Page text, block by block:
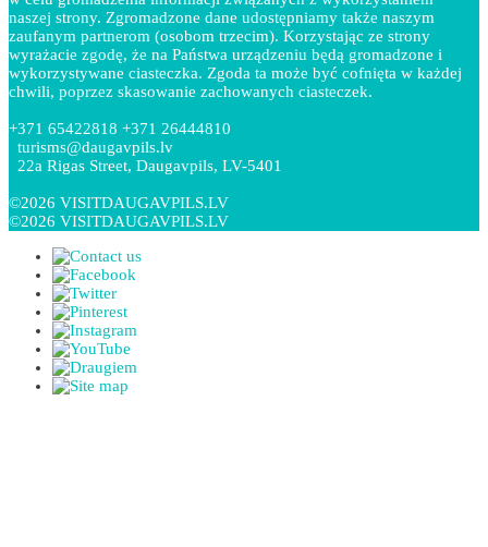
naszej strony. Zgromadzone dane udostępniamy także naszym
zaufanym partnerom (osobom trzecim). Korzystając ze strony
wyrażacie zgodę, że na Państwa urządzeniu będą gromadzone i
wykorzystywane ciasteczka. Zgoda ta może być cofnięta w każdej
chwili, poprzez skasowanie zachowanych ciasteczek.
+371 65422818 +371 26444810
turisms@daugavpils.lv
22a Rigas Street, Daugavpils, LV-5401
©2026 VISITDAUGAVPILS.LV
©2026 VISITDAUGAVPILS.LV